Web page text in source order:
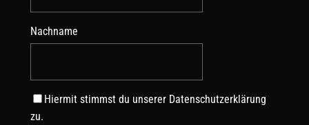
Nachname
Hiermit stimmst du unserer Datenschutzerklärung
zu.